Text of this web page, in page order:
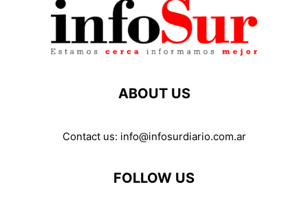
ABOUT US
Contact us: info@infosurdiario.com.ar
FOLLOW US